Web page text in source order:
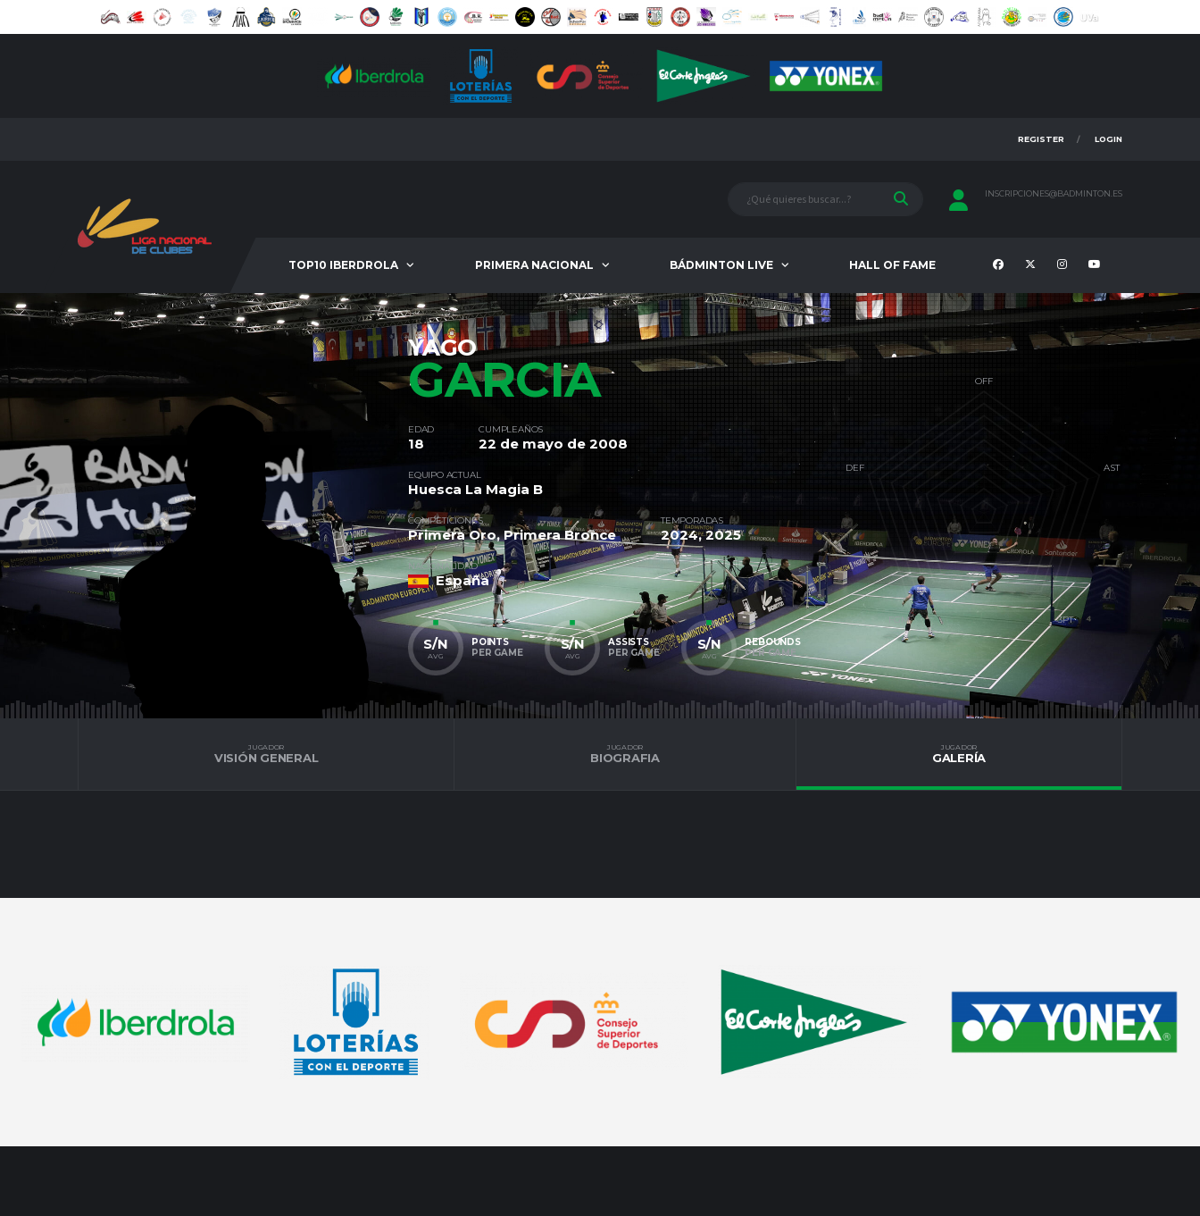
REGISTER LOGIN
INSCRIPCIONES@BADMINTON.ES
TOP10 IBERDROLA PRIMERA NACIONAL BÁDMINTON LIVE HALL OF FAME
YAGO
GARCIA
EDAD
18
CUMPLEAÑOS
22 de mayo de 2008
EQUIPO ACTUAL
Huesca La Magia B
COMPETICIONES
Primera Oro, Primera Bronce
TEMPORADAS
2024, 2025
NACIONALIDAD
España
S/N
AVG
POINTS
PER GAME
S/N
AVG
ASSISTS
PER GAME
S/N
AVG
REBOUNDS
PER GAME
JUGADOR
VISIÓN GENERAL
JUGADOR
BIOGRAFIA
JUGADOR
GALERÍA